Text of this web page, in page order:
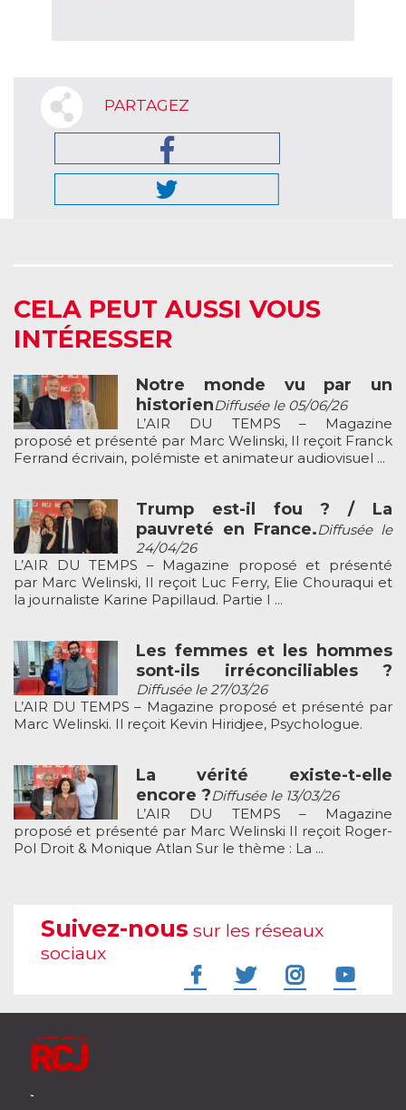
PARTAGEZ
CELA PEUT AUSSI VOUS
INTÉRESSER
Notre monde vu par un
historienDiffusée le 05/06/26
L’AIR DU TEMPS – Magazine
proposé et présenté par Marc Welinski, Il reçoit Franck
Ferrand écrivain, polémiste et animateur audiovisuel ...
Trump est-il fou ? / La
pauvreté en France.Diffusée le
24/04/26
L’AIR DU TEMPS – Magazine proposé et présenté
par Marc Welinski, Il reçoit Luc Ferry, Elie Chouraqui et
la journaliste Karine Papillaud. Partie I ...
Les femmes et les hommes
sont-ils irréconciliables ?
Diffusée le 27/03/26
L’AIR DU TEMPS – Magazine proposé et présenté par
Marc Welinski. Il reçoit Kevin Hiridjee, Psychologue.
La vérité existe-t-elle
encore ?Diffusée le 13/03/26
L’AIR DU TEMPS – Magazine
proposé et présenté par Marc Welinski Il reçoit Roger-
Pol Droit & Monique Atlan Sur le thème : La ...
Suivez-nous sur les réseaux
sociaux